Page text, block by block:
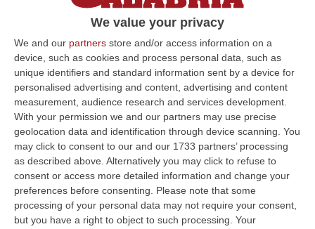
We value your privacy
We and our partners store and/or access information on a
device, such as cookies and process personal data, such as
unique identifiers and standard information sent by a device for
personalised advertising and content, advertising and content
measurement, audience research and services development.
With your permission we and our partners may use precise
geolocation data and identification through device scanning. You
may click to consent to our and our 1733 partners’ processing
as described above. Alternatively you may click to refuse to
consent or access more detailed information and change your
preferences before consenting. Please note that some
processing of your personal data may not require your consent,
but you have a right to object to such processing. Your
migliaia di persone sono già in attesa da ore
in coda, dopo un breve rito di suffragio
celebrato nella sala – alla presenza dei reali
e di ospiti d’onore – dall’arcivescovo
anglicano di Canterbury, Justin Welby, e dal
rettore dell’abbazia di Westminster. Il rito,
breve quanto toccante, è durato una ventina
di minuti in tutto. E si è chiuso con la scena
della deposizione finale del vessillo
personale di Elisabetta II, con le iniziali cucite
in oro su sfondo rosso, deposto da due Royal